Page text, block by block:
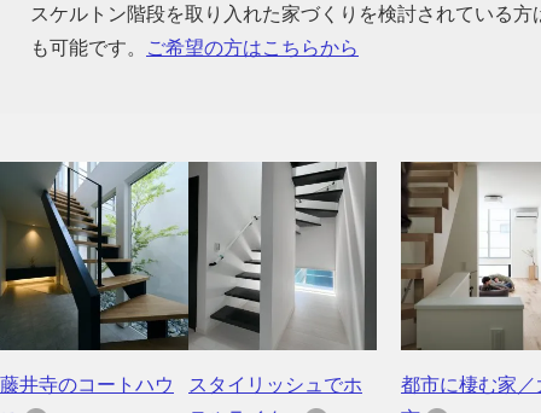
スケルトン階段を取り入れた家づくりを検討されている
も可能です。
ご希望の方はこちらから
藤井寺のコートハウ
スタイリッシュでホ
都市に棲む家／